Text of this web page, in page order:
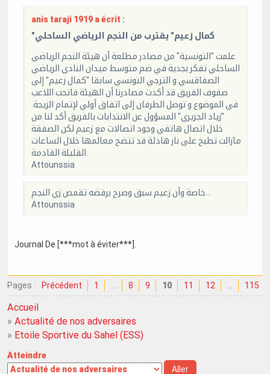
anis taraji 1919 a écrit :
"كمال زعيم" يقترب من النجم الرياضي الساحلي
علمت "التونسية" من مصادر مطلعة أن هيئة النجم الرياضي
الساحلي تفكر بجدية في ضم متوسط ميدان النادي الرياضي
الصفاقسي و الترجي التونسي سابقا "كمال زعيم" إلى
صفوف الفريق قد أكدت مصادرنا أن الهيئة فاتحت اللاعب
في الموضوع و توصل الطرفان إلى اتفاق أولي لإتمام الزيجة.
"زياد الجزيري" المسؤول عن الانتدابات بالفريق أكد لنا من
خلال اتصال هاتفي وجود اتصالات مع زعيم لكن الصفقة
مازالت تطبخ على نار هادئة قد تتضح معالمها خلال الساعات
Attounssia
خاصة وأن زعيم سبق وصرح برفضه تقمص زي النجم...
Attounssia
Journal De [***mot à éviter***].
Pages : Précédent 1 8 9 10 11 12 115
Accueil
» Actualité de nos adversaires
» Etoile Sportive du Sahel (ESS)
Atteindre